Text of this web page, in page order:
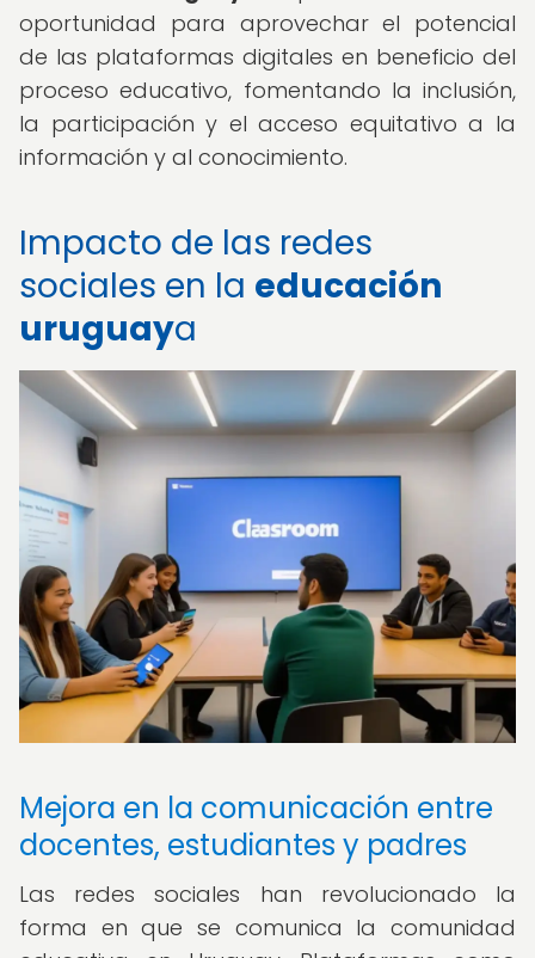
oportunidad para aprovechar el potencial
de las plataformas digitales en beneficio del
proceso educativo, fomentando la inclusión,
la participación y el acceso equitativo a la
información y al conocimiento.
Impacto de las redes
sociales en la educación
uruguaya
Mejora en la comunicación entre
docentes, estudiantes y padres
Las redes sociales han revolucionado la
forma en que se comunica la comunidad